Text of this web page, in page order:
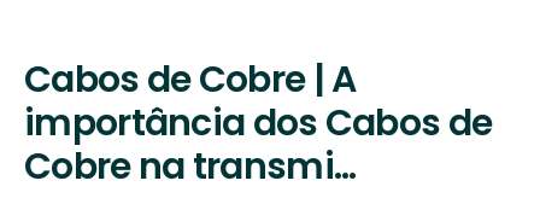
Cabos de Cobre | A
importância dos Cabos de
Cobre na transmi...